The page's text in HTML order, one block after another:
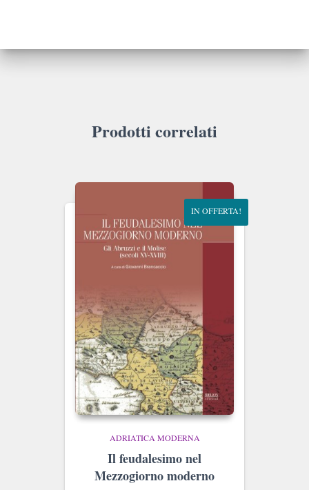
Prodotti correlati
IN OFFERTA!
ADRIATICA MODERNA
Il feudalesimo nel
Mezzogiorno moderno